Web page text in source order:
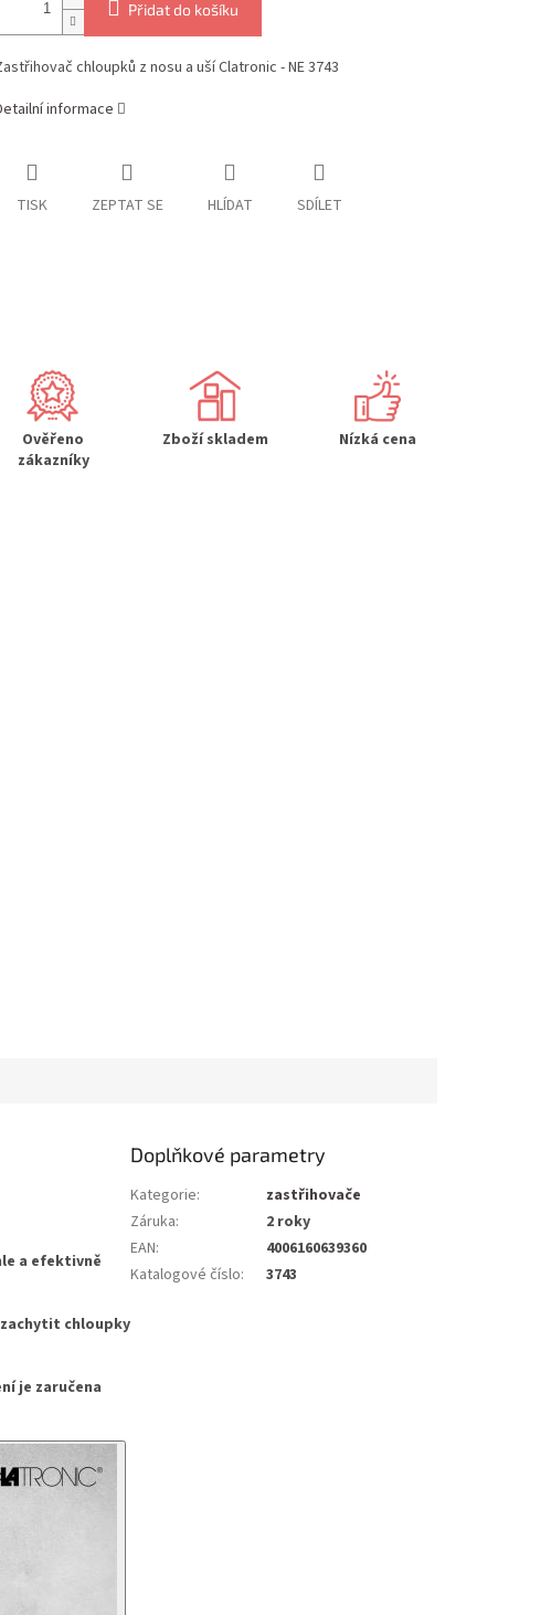
Přidat do košíku
chloupků z nosu a uší Clatronic - NE 3743
informace
TISK ZEPTAT SE HLÍDAT SDÍLET
Ověřeno
zákazníky
Zboží skladem Nízká cena
a efektivně
chloupky
je zaručena
Doplňkové parametry
Kategorie:
zastřihovače
Záruka:
2 roky
EAN:
4006160639360
Katalogové číslo: 3743